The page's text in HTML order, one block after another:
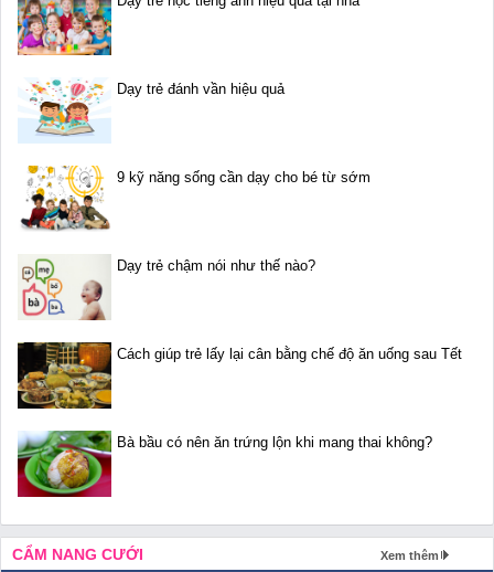
Dạy trẻ đánh vần hiệu quả
9 kỹ năng sống cần dạy cho bé từ sớm
Dạy trẻ chậm nói như thế nào?
Cách giúp trẻ lấy lại cân bằng chế độ ăn uống sau Tết
Bà bầu có nên ăn trứng lộn khi mang thai không?
CẨM NANG CƯỚI Xem thêm